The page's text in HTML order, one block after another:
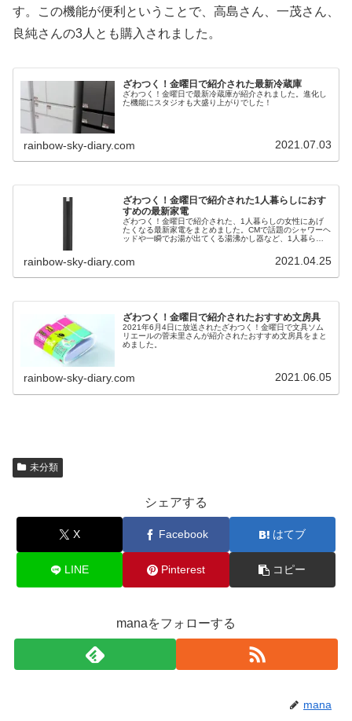
す。この機能が便利ということで、高島さん、一茂さん、
良純さんの3人とも購入されました。
ざわつく！金曜日で紹介された最新冷蔵庫
ざわつく！金曜日で最新冷蔵庫が紹介されました。進化し
た機能にスタジオも大盛り上がりでした！
rainbow-sky-diary.com 2021.07.03
ざわつく！金曜日で紹介された1人暮らしにおす
すめの最新家電
ざわつく！金曜日で紹介された、1人暮らしの女性にあげ
たくなる最新家電をまとめました。CMで話題のシャワーヘ
ッドや一瞬でお湯が出てくる湯沸かし器など、1人暮らし
rainbow-sky-diary.com 2021.04.25
ざわつく！金曜日で紹介されたおすすめ文房具
2021年6月4日に放送されたざわつく！金曜日で文具ソム
リエールの菅未里さんが紹介されたおすすめ文房具をまと
めました。
rainbow-sky-diary.com 2021.06.05
未分類
シェアする
X Facebook はてブ
LINE Pinterest コピー
manaをフォローする
mana